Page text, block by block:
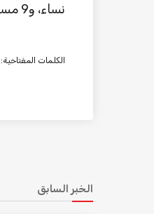
نساء، و9 مسنين، فيما بلغ عدد الجرحى نحو 5750 جريحا.
الكلمات المفتاحية:
الخبر السابق